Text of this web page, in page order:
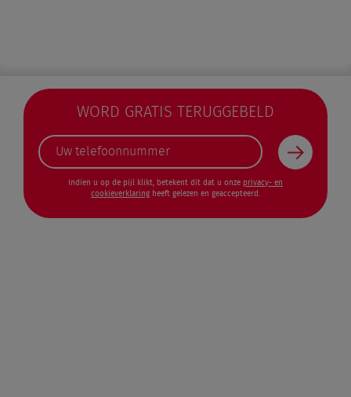
WORD GRATIS TERUGGEBELD
Indien u op de pijl klikt, betekent dit dat u onze privacy- en
cookieverklaring heeft gelezen en geaccepteerd.